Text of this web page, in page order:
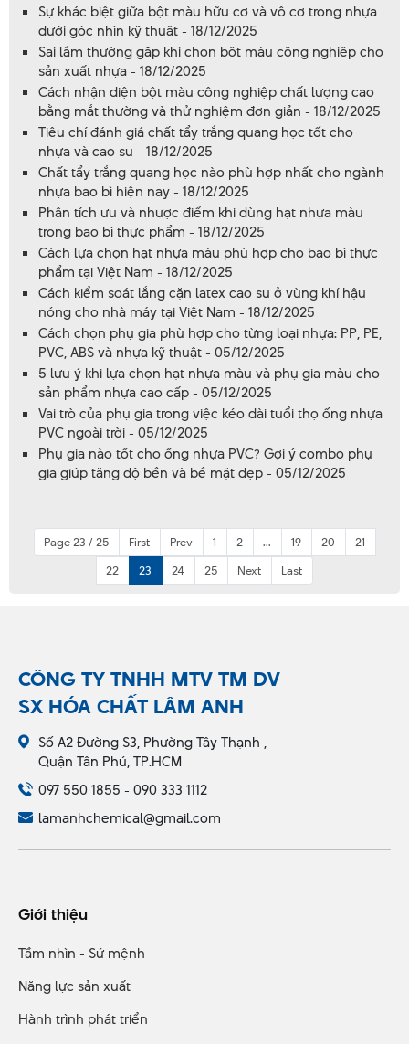
Sự khác biệt giữa bột màu hữu cơ và vô cơ trong nhựa
dưới góc nhìn kỹ thuật - 18/12/2025
Sai lầm thường gặp khi chọn bột màu công nghiệp cho
sản xuất nhựa - 18/12/2025
Cách nhận diện bột màu công nghiệp chất lượng cao
bằng mắt thường và thử nghiệm đơn giản - 18/12/2025
Tiêu chí đánh giá chất tẩy trắng quang học tốt cho
nhựa và cao su - 18/12/2025
Chất tẩy trắng quang học nào phù hợp nhất cho ngành
nhựa bao bì hiện nay - 18/12/2025
Phân tích ưu và nhược điểm khi dùng hạt nhựa màu
trong bao bì thực phẩm - 18/12/2025
Cách lựa chọn hạt nhựa màu phù hợp cho bao bì thực
phẩm tại Việt Nam - 18/12/2025
Cách kiểm soát lắng cặn latex cao su ở vùng khí hậu
nóng cho nhà máy tại Việt Nam - 18/12/2025
Cách chọn phụ gia phù hợp cho từng loại nhựa: PP, PE,
PVC, ABS và nhựa kỹ thuật - 05/12/2025
5 lưu ý khi lựa chọn hạt nhựa màu và phụ gia màu cho
sản phẩm nhựa cao cấp - 05/12/2025
Vai trò của phụ gia trong việc kéo dài tuổi thọ ống nhựa
PVC ngoài trời - 05/12/2025
Phụ gia nào tốt cho ống nhựa PVC? Gợi ý combo phụ
gia giúp tăng độ bền và bề mặt đẹp - 05/12/2025
Page 23 / 25 First Prev 1 2 ... 19 20
21
22
23 24 25 Next Last
CÔNG TY TNHH MTV TM DV
SX HÓA CHẤT LÂM ANH
Số A2 Đường S3, Phường Tây Thạnh ,
Quận Tân Phú, TP.HCM
097 550 1855 - 090 333 1112
lamanhchemical@gmail.com
Giới thiệu
Tầm nhìn - Sứ mệnh
Năng lực sản xuất
Hành trình phát triển